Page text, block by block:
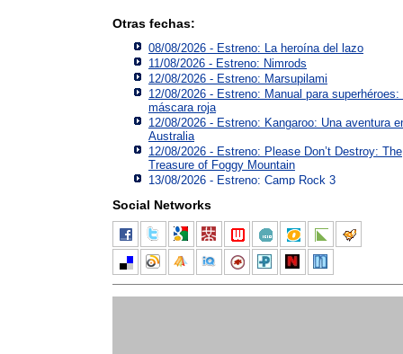
Otras fechas:
08/08/2026 - Estreno: La heroína del lazo
11/08/2026 - Estreno: Nimrods
12/08/2026 - Estreno: Marsupilami
12/08/2026 - Estreno: Manual para superhéroes:
máscara roja
12/08/2026 - Estreno: Kangaroo: Una aventura
Australia
12/08/2026 - Estreno: Please Don’t Destroy: The
Treasure of Foggy Mountain
13/08/2026 - Estreno: Camp Rock 3
Social Networks